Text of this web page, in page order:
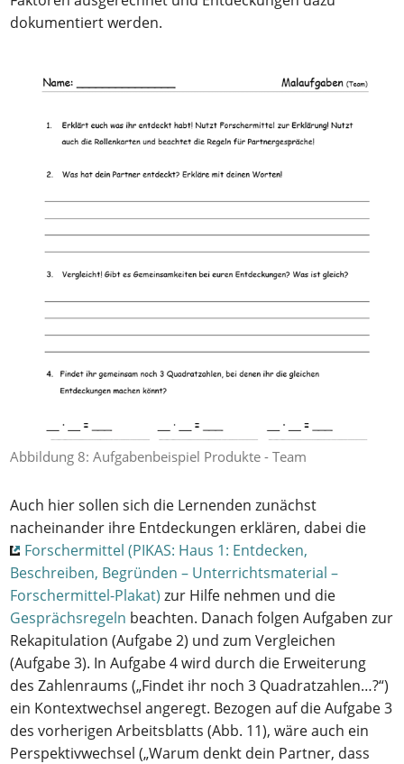
dokumentiert werden.
Abbildung 8: Aufgabenbeispiel Produkte - Team
Auch hier sollen sich die Lernenden zunächst
nacheinander ihre Entdeckungen erklären, dabei die
Forschermittel (PIKAS: Haus 1: Entdecken,
Beschreiben, Begründen – Unterrichtsmaterial –
Forschermittel-Plakat) zur Hilfe nehmen und die
Gesprächsregeln beachten. Danach folgen Aufgaben zur
Rekapitulation (Aufgabe 2) und zum Vergleichen
(Aufgabe 3). In Aufgabe 4 wird durch die Erweiterung
des Zahlenraums („Findet ihr noch 3 Quadratzahlen…?“)
ein Kontextwechsel angeregt. Bezogen auf die Aufgabe 3
des vorherigen Arbeitsblatts (Abb. 11), wäre auch ein
Perspektivwechsel („Warum denkt dein Partner, dass